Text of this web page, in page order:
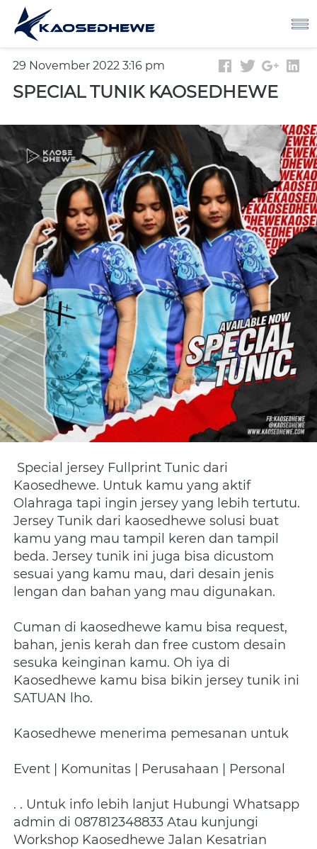
29 November 2022 3:16 pm
SPECIAL TUNIK KAOSEDHEWE
Special jersey Fullprint Tunic dari
Kaosedhewe. Untuk kamu yang aktif
Olahraga tapi ingin jersey yang lebih tertutu.
Jersey Tunik dari kaosedhewe solusi buat
kamu yang mau tampil keren dan tampil
beda. Jersey tunik ini juga bisa dicustom
sesuai yang kamu mau, dari desain jenis
lengan dan bahan yang mau digunakan.
Cuman di kaosedhewe kamu bisa request,
bahan, jenis kerah dan free custom desain
sesuka keinginan kamu. Oh iya di
Kaosedhewe kamu bisa bikin jersey tunik ini
SATUAN lho.
Kaosedhewe menerima pemesanan untuk
Event | Komunitas | Perusahaan | Personal
. . Untuk info lebih lanjut Hubungi Whatsapp
admin di 087812348833 Atau kunjungi
Workshop Kaosedhewe Jalan Kesatrian